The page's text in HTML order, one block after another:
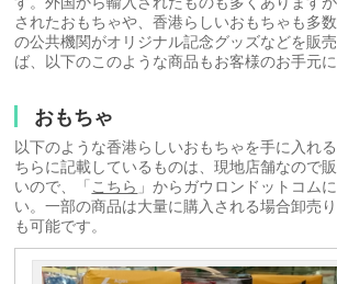
されたおもちゃや、香港らしいおもちゃも多
の公共機関がオリジナル記念グッズなどを販
ば、以下のこのような商品もお客様のお手元に
おもちゃ
以下のような香港らしいおもちゃを手に入れ
ちらに記載しているものは、現地店舗なので
いので、「 こちら 」からガウロンドットコム
い。一部の商品は大量に購入される場合卸売
も可能です。